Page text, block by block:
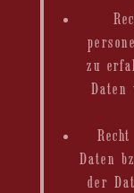
zu
Daten
der